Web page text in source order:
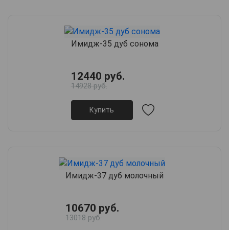
Имидж-35 дуб сонома
12440 руб.
14928 руб.
Купить
Имидж-37 дуб молочный
10670 руб.
13018 руб.